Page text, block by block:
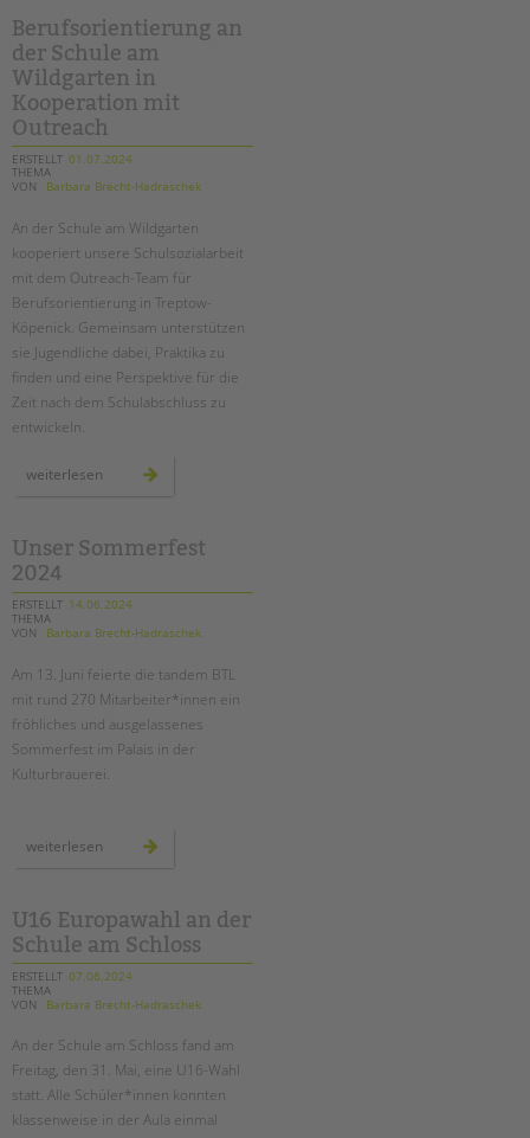
–
ein
schüler-
theaterstück
an
der
wedding-
grundschule
Berufsorientierung an
der Schule am
Wildgarten in
Kooperation mit
Outreach
ERSTELLT 01.07.2024
THEMA
VON
Barbara Brecht-Hadraschek
An der Schule am Wildgarten
kooperiert unsere Schulsozialarbeit
mit dem Outreach-Team für
Berufsorientierung in Treptow-
Köpenick. Gemeinsam unterstützen
sie Jugendliche dabei, Praktika zu
finden und eine Perspektive für die
Zeit nach dem Schulabschluss zu
entwickeln.
weiterlesen berufsorientierung
wildgarten
in
outreach
Unser Sommerfest
2024
ERSTELLT 14.06.2024
THEMA
VON
Barbara Brecht-Hadraschek
Am 13. Juni feierte die tandem BTL
mit rund 270 Mitarbeiter*innen ein
fröhliches und ausgelassenes
Sommerfest im Palais in der
Kulturbrauerei.
weiterlesen
sommerfest
U16 Europawahl an der
Schule am Schloss
ERSTELLT 07.06.2024
THEMA
VON
Barbara Brecht-Hadraschek
An der Schule am Schloss fand am
Freitag, den 31. Mai, eine U16-Wahl
statt. Alle Schüler*innen konnten
klassenweise in der Aula einmal